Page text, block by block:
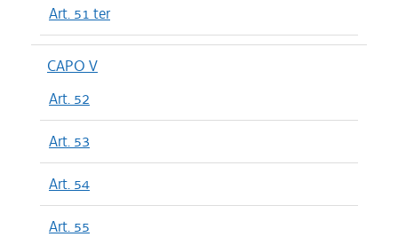
Art. 51 ter
CAPO V
Art. 52
Art. 53
Art. 54
Art. 55